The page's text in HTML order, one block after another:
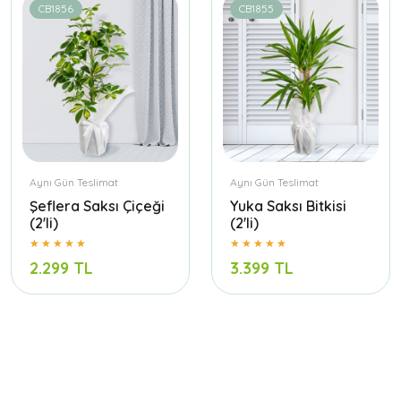
CB1856
Aynı Gün Teslimat
Şeflera Saksı Çiçeği
(2'li)
2.299 TL
CB1855
Aynı Gün Teslimat
Yuka Saksı Bitkisi
(2'li)
3.399 TL